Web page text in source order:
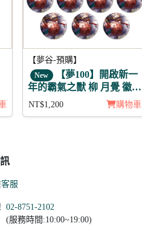
【夢谷-預購】
New
【夢100】開啟新一
年的霸氣之獸 柳 月覺 徽章
11入組
NT$1,200 購物車
服
02-8751-2102
(服務時間:10:00~19:00)